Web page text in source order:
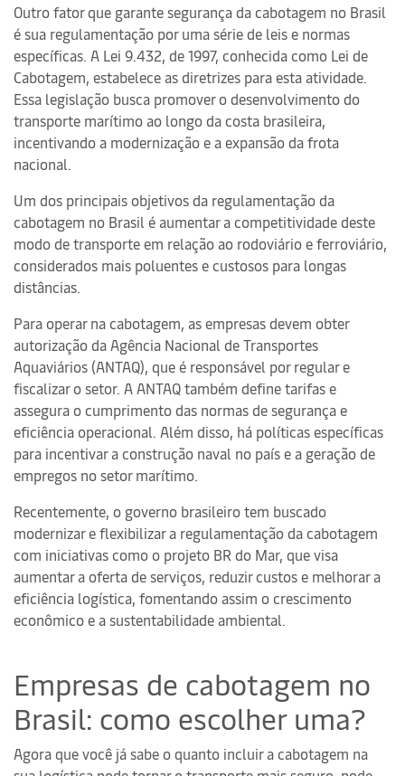
Outro fator que garante segurança da cabotagem no Brasil
é sua regulamentação por uma série de leis e normas
específicas. A Lei 9.432, de 1997, conhecida como Lei de
Cabotagem, estabelece as diretrizes para esta atividade.
Essa legislação busca promover o desenvolvimento do
transporte marítimo ao longo da costa brasileira,
incentivando a modernização e a expansão da frota
nacional.
Um dos principais objetivos da regulamentação da
cabotagem no Brasil é aumentar a competitividade deste
modo de transporte em relação ao rodoviário e ferroviário,
considerados mais poluentes e custosos para longas
distâncias.
Para operar na cabotagem, as empresas devem obter
autorização da Agência Nacional de Transportes
Aquaviários (ANTAQ), que é responsável por regular e
fiscalizar o setor. A ANTAQ também define tarifas e
assegura o cumprimento das normas de segurança e
eficiência operacional. Além disso, há políticas específicas
para incentivar a construção naval no país e a geração de
empregos no setor marítimo.
Recentemente, o governo brasileiro tem buscado
modernizar e flexibilizar a regulamentação da cabotagem
com iniciativas como o projeto BR do Mar, que visa
aumentar a oferta de serviços, reduzir custos e melhorar a
eficiência logística, fomentando assim o crescimento
econômico e a sustentabilidade ambiental.
Empresas de cabotagem no
Brasil: como escolher uma?
Agora que você já sabe o quanto incluir a cabotagem na